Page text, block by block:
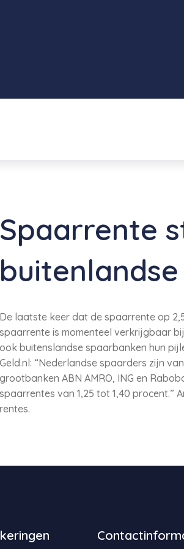
Spaarrente
De laatste keer dat de spaarrente op
spaarrente is momenteel verkrijgbaar
ook buitenslandse spaarbanken hun
Geld.nl: “Nederlandse spaarders zijn
grootbanken ABN AMRO, ING en
spaarrentes van 1,25 tot 1,40 procent.”
rentes.